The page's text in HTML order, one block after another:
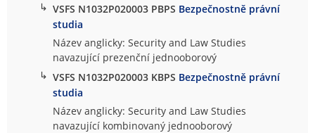
↳ VSFS N1032P020003 PBPS Bezpečnostně právní
studia
Název anglicky: Security and Law Studies
navazující prezenční jednooborový
↳ VSFS N1032P020003 KBPS Bezpečnostně právní
studia
Název anglicky: Security and Law Studies
navazující kombinovaný jednooborový